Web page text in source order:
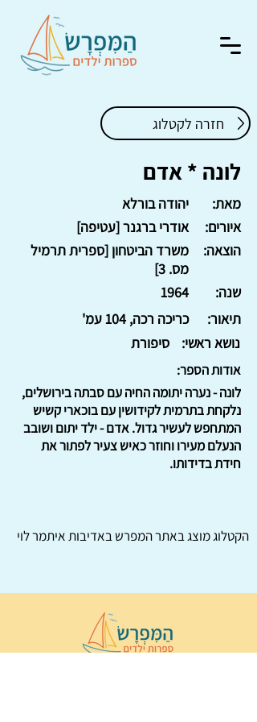
חזרה לקטלוג
לונה * אדם
יהודה בורלא
מאת:
אודרי ברגנר [עטיפה]
איורים:
משרד הביטחון [ספרית תרמיל
מס. 3]
הוצאה:
1964
שנה:
כריכה רכה, 104 עמ'
תיאור:
סיפורת
נושא ראשי:
אודות הספר:
לונה - נערה יתומה החיה עם סבתה בירושלים,
נלקחת בתרמית לקידושין עם בוכארי קשיש
המתחפש לעשיר גדול. אדם - ילד יתום ושובב
הנעלם מעירו וחוזר כאיש צעיר לפתור את
חידת בדידותו.
הקטלוג מוצג באתרהמפרשבאדיבות איתמר לוי